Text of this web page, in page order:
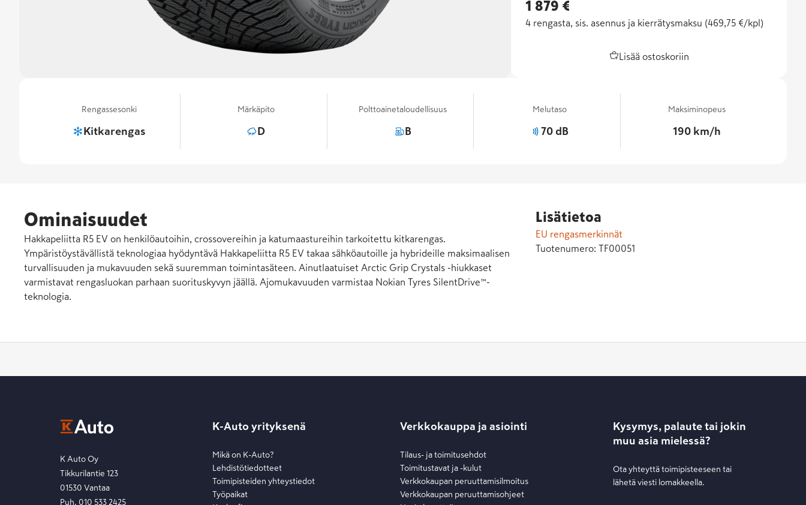
1 879 €
4 rengasta, sis. asennus ja kierrätysmaksu (469,75 €/kpl )
Lisää ostoskoriin
Rengassesonki
Kitkarengas
Märkäpito
D
Polttoainetaloudellisuus
B
Melutaso
70 dB
Maksiminopeus
190 km/h
Ominaisuudet
Hakkapeliitta R5 EV on henkilöautoihin, crossovereihin ja katumaastureihin tarkoitettu kitkarengas.
Ympäristöystävällistä teknologiaa hyödyntävä Hakkapeliitta R5 EV takaa sähköautoille ja hybrideille maksimaalisen
turvallisuuden ja mukavuuden sekä suuremman toimintasäteen. Ainutlaatuiset Arctic Grip Crystals -hiukkaset
varmistavat rengasluokan parhaan suorituskyvyn jäällä. Ajomukavuuden varmistaa Nokian Tyres SilentDrive™-
teknologia.
Lisätietoa
EU rengasmerkinnät
Tuotenumero:TF00051
K Auto Oy
Tikkurilantie 123
01530 Vantaa
Puh. 010 533 2425
K-Auto yrityksenä
Mikä on K-Auto?
Lehdistötiedotteet
Toimipisteiden yhteystiedot
Työpaikat
Verkkokauppa ja asiointi
Tilaus- ja toimitusehdot
Toimitustavat ja -kulut
Verkkokaupan peruuttamisilmoitus
Verkkokaupan peruuttamisohjeet
Kysymys, palaute tai jokin
muu asia mielessä?
Ota yhteyttä toimipisteeseen tai
lähetä viesti lomakkeella.